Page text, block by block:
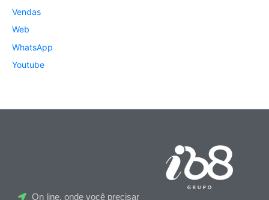
Vendas
Web
WhatsApp
Youtube
On line, onde você precisar